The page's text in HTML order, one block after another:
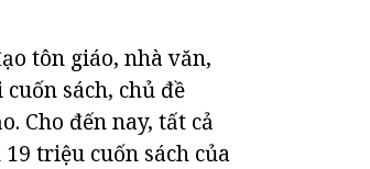
tôn giáo, nhà văn,
sách, chủ đề
Cho đến nay, tất cả
triệu cuốn sách của